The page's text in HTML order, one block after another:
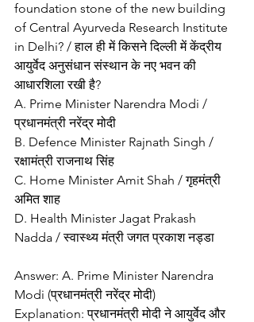
foundation stone of the new building
of Central Ayurveda Research Institute
in Delhi? / हाल ही में किसने दिल्ली में केंद्रीय
आयुर्वेद अनुसंधान संस्थान के नए भवन की
आधारशिला रखी है?
A. Prime Minister Narendra Modi /
प्रधानमंत्री नरेंद्र मोदी
B. Defence Minister Rajnath Singh /
रक्षामंत्री राजनाथ सिंह
C. Home Minister Amit Shah / गृहमंत्री
अमित शाह
D. Health Minister Jagat Prakash
Nadda / स्वास्थ्य मंत्री जगत प्रकाश नड्डा
Answer: A. Prime Minister Narendra
Modi (प्रधानमंत्री नरेंद्र मोदी)
Explanation: प्रधानमंत्री मोदी ने आयुर्वेद और